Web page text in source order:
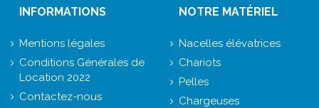
INFORMATIONS
Mentions légales
Conditions Générales de
Location 2022
Contactez-nous
NOTRE MATÉRIEL
Nacelles élévatrices
Chariots
Pelles
Chargeuses